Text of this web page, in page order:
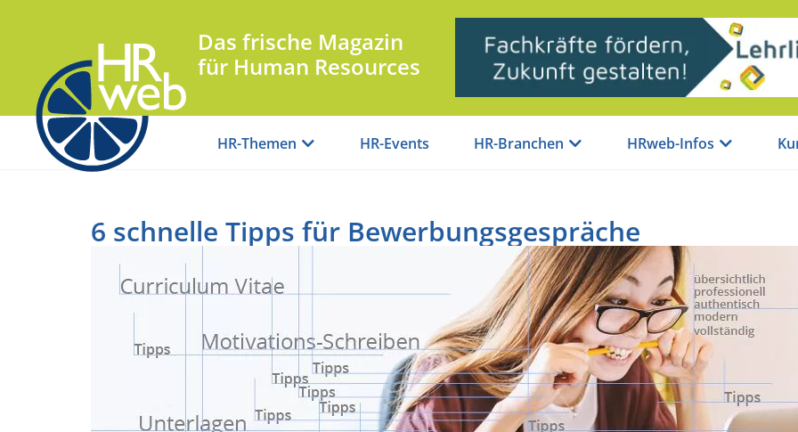
Das frische Magazin
für Human Resources
HR-Themen HR-Events HR-Branchen HRweb-Infos
6 schnelle Tipps für Bewerbungsgespräche